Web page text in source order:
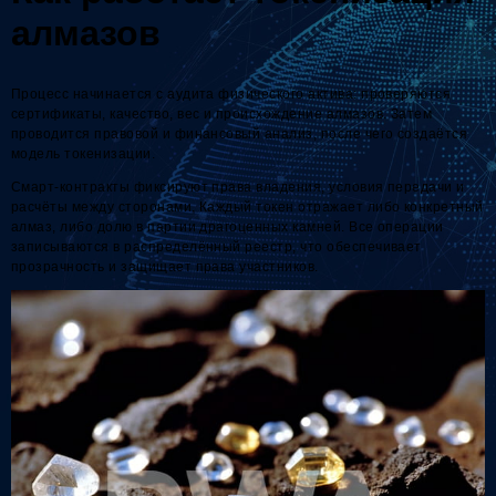
алмазов
Процесс начинается с аудита физического актива: проверяются
сертификаты, качество, вес и происхождение алмазов. Затем
проводится правовой и финансовый анализ, после чего создаётся
модель токенизации.
Смарт-контракты фиксируют права владения, условия передачи и
расчёты между сторонами. Каждый токен отражает либо конкретный
алмаз, либо долю в партии драгоценных камней. Все операции
записываются в распределённый реестр, что обеспечивает
прозрачность и защищает права участников.